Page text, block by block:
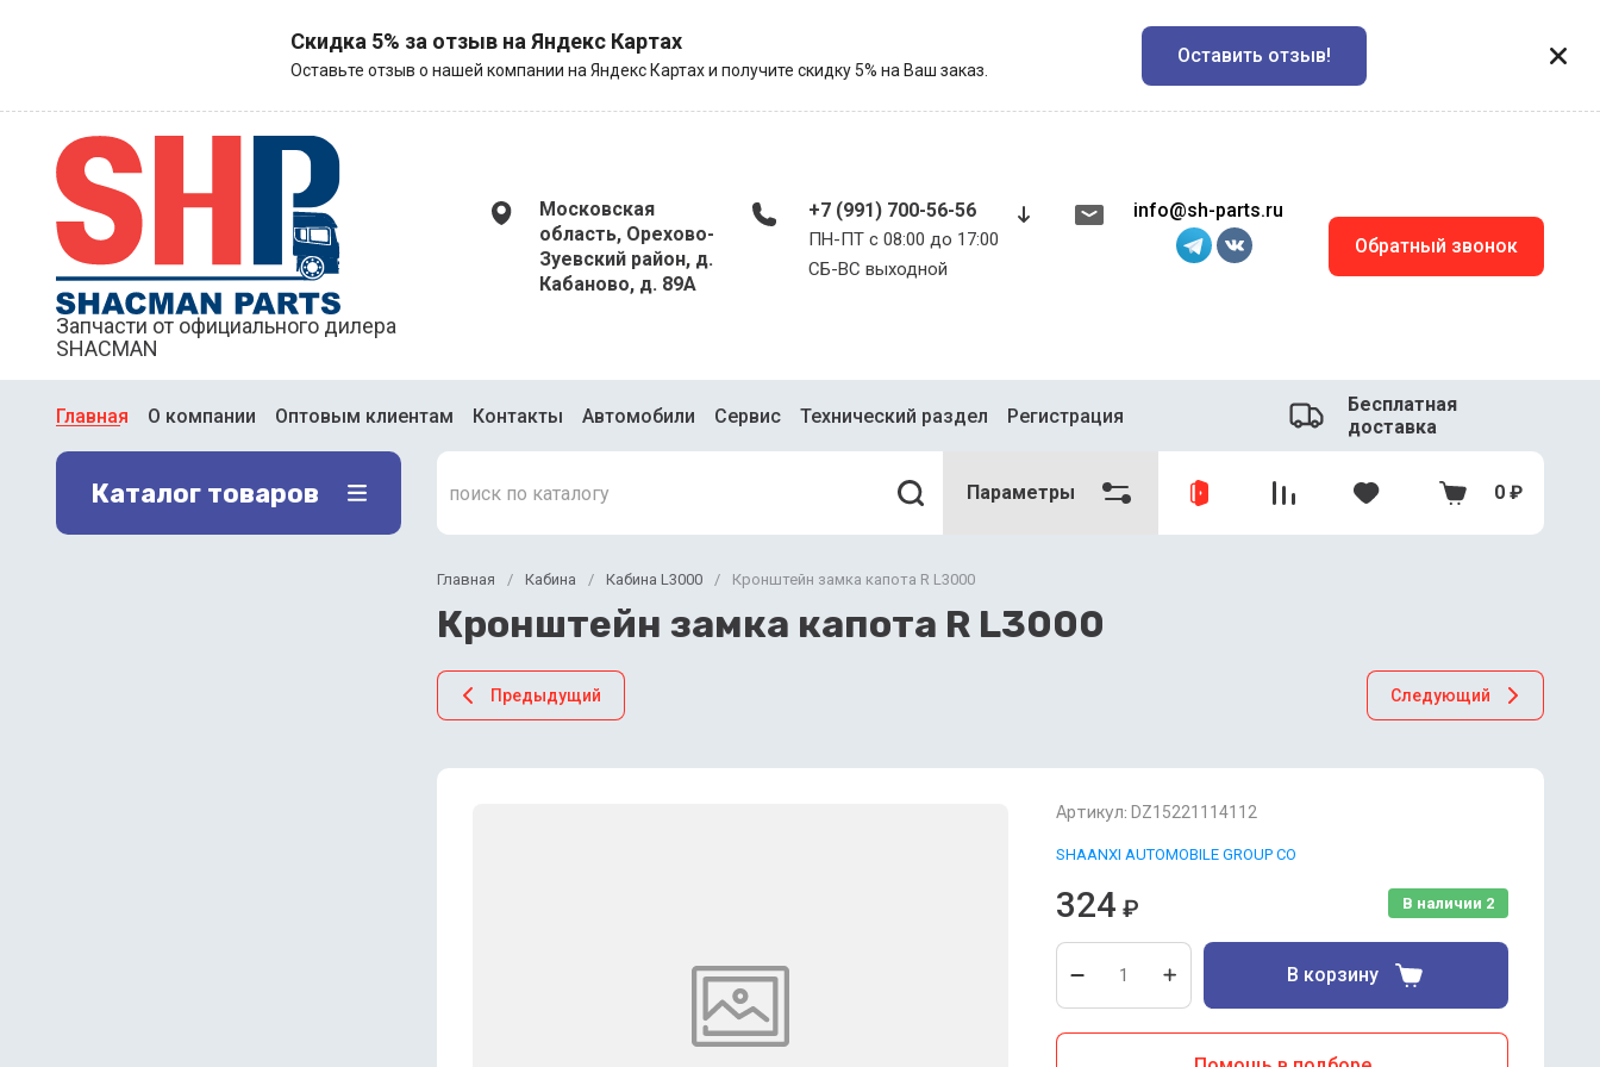
Скидка 5% за отзыв на Яндекс Картах
Оставьте отзыв о нашей компании на Яндекс Картах и получите скидку 5% на Ваш заказ.
Оставить отзыв!
Запчасти от официального дилера
SHACMAN
Московская
область, Орехово-
Зуевский район, д.
Кабаново, д. 89А
+7 (991) 700-56-56
ПН-ПТ с 08:00 до 17:00
​​​​​​​СБ-ВС выходной
info@sh-parts.ru
Обратный звонок
Главная О компании Оптовым клиентам Контакты Автомобили Сервис Технический раздел Регистрация
Бесплатная
доставка
Каталог товаров Параметры 0 ₽
Главная / Кабина / Кабина L3000 / Кронштейн замка капота R L3000
Кронштейн замка капота R L3000
Предыдущий Следующий
Артикул: DZ15221114112
SHAANXI AUTOMOBILE GROUP CO
В наличии 2
324 ₽
В корзину